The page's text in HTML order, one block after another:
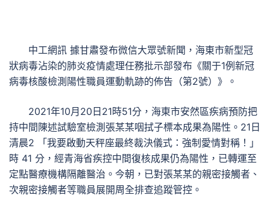
中工網訊 據甘肅發布微信大眾號新聞，海東市新型冠
狀病毒沾染的肺炎疫情處理任務批示部發布《關于1例新冠
病毒核酸檢測陽性職員運動軌跡的佈告（第2號）》。
2021年10月20日21時51分，海東市安然區疾病預防把
持中間陳述試驗室檢測張某某咽拭子標本成果為陽性。21日
清晨2 「我要啟動天秤座最終裁決儀式：強制愛情對稱！」
時 41 分，經青海省疾控中間復核成果仍為陽性，已轉運至
定點醫療機構隔離醫治。今朝，已對張某某的親密接觸者、
次親密接觸者等職員展開周全排查追蹤管控。